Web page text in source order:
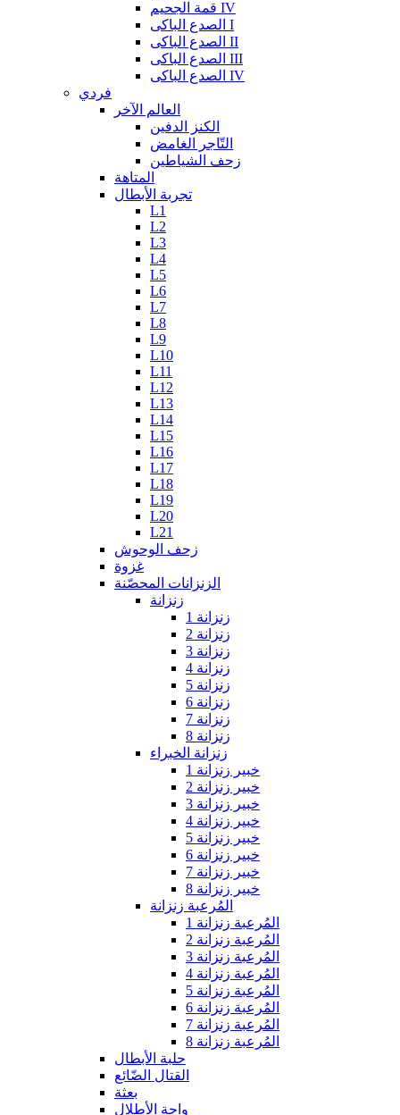
قمة الجحيم IV
الصدع الباكى I
الصدع الباكى II
الصدع الباكى III
الصدع الباكى IV
فردي
العالم الآخر
الكنز الدفين
التّاجر الغامض
زحف الشياطين
المتاهة
تجربة الأبطال
L1
L2
L3
L4
L5
L6
L7
L8
L9
L10
L11
L12
L13
L14
L15
L16
L17
L18
L19
L20
L21
زحف الوحوش
غزوة
الزنزانات المحصّنة
زنزانة
زنزانة 1
زنزانة 2
زنزانة 3
زنزانة 4
زنزانة 5
زنزانة 6
زنزانة 7
زنزانة 8
زنزانة الخبراء
خبير زنزانة 1
خبير زنزانة 2
خبير زنزانة 3
خبير زنزانة 4
خبير زنزانة 5
خبير زنزانة 6
خبير زنزانة 7
خبير زنزانة 8
المُرعبة زنزانة
المُرعبة زنزانة 1
المُرعبة زنزانة 2
المُرعبة زنزانة 3
المُرعبة زنزانة 4
المُرعبة زنزانة 5
المُرعبة زنزانة 6
المُرعبة زنزانة 7
المُرعبة زنزانة 8
حلبة الأبطال
القتال الضّائع
بعثة
واحة الأطلال